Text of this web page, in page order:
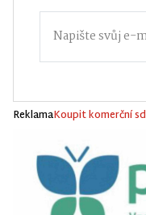
ReklamaKoupit komerční